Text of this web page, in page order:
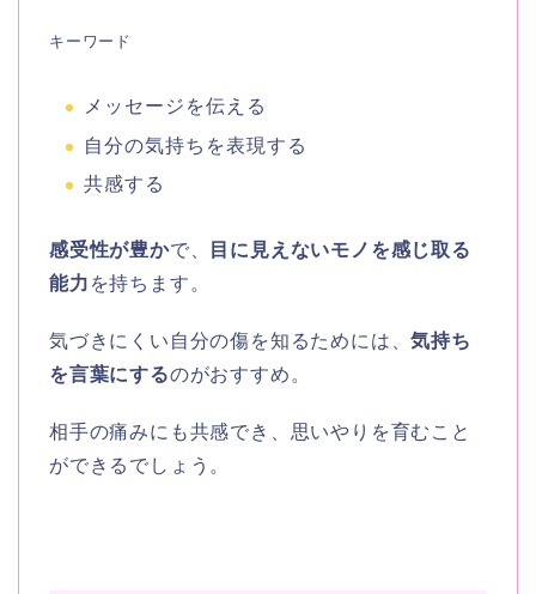
キーワード
メッセージを伝える
自分の気持ちを表現する
共感する
感受性が豊かで、
目に見えないモノを感じ取る
能力 を持ちます。
気づきにくい自分の傷を知るためには、気持ち
を言葉にするのがおすすめ。
相手の痛みにも共感でき、思いやりを育むこと
ができるでしょう。